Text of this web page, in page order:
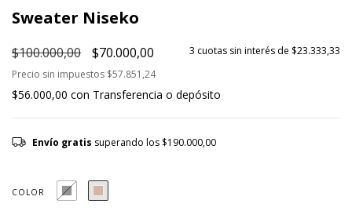
Sweater Niseko
$100.000,00 $70.000,00 3 cuotas sin interés de $23.333,33
Precio sin impuestos $57.851,24
$56.000,00 con Transferencia o depósito
Envío gratis superando los $190.000,00
COLOR